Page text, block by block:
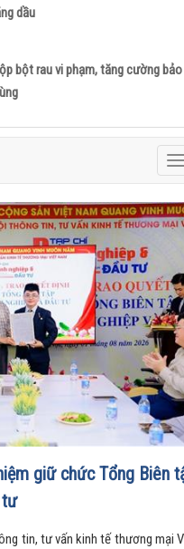
dầu
bột rau vi phạm, tăng cường
thúc đẩy hợp tác phát triển
lượng sinh thái tại Vũng Áng
triệt và triển khai thực hiện Nghị
3
Hóa được điều động, bổ
trực Bộ Dân tộc và Tôn giáo
(kỳ 3): Chuẩn hóa Livestream,
minh trong kỷ nguyên số
giữ chức Tổng Biên
tư
tin, tư vấn kinh tế thương mại